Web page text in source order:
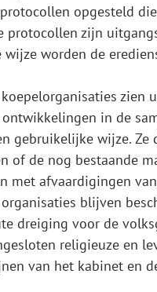
opgesteld
protocollen zijn
wijze worden de
zien
in de
gebruikelijke wijze.
of de nog bestaande
met afvaardigingen
blijven
dreiging voor de
religieuze en
van het kabinet en